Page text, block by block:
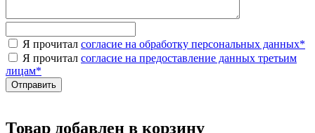
Я прочитал согласие на обработку персональных данных*
Я прочитал согласие на предоставление данных третьим
лицам*
Товар добавлен в корзину